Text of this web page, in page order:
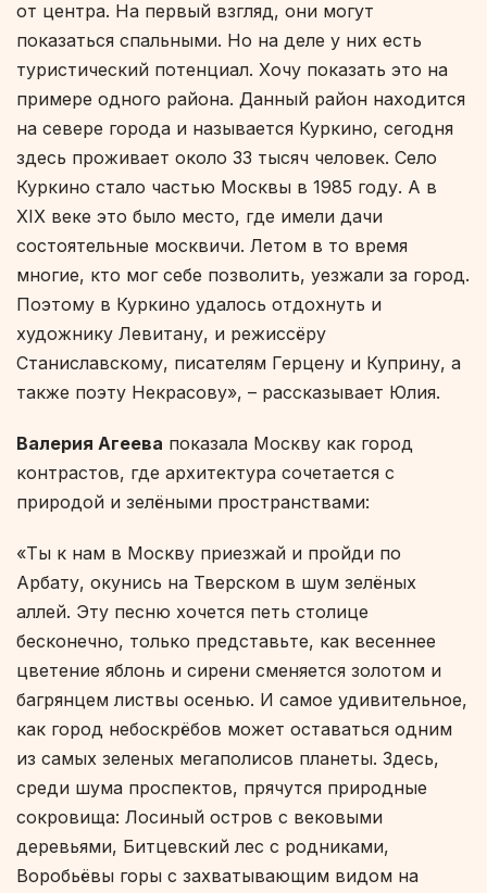
от центра. На первый взгляд, они могут
показаться спальными. Но на деле у них есть
туристический потенциал. Хочу показать это на
примере одного района. Данный район находится
на севере города и называется Куркино, сегодня
здесь проживает около 33 тысяч человек. Село
Куркино стало частью Москвы в 1985 году. А в
XIX веке это было место, где имели дачи
состоятельные москвичи. Летом в то время
многие, кто мог себе позволить, уезжали за город.
Поэтому в Куркино удалось отдохнуть и
художнику Левитану, и режиссёру
Станиславскому, писателям Герцену и Куприну, а
также поэту Некрасову», – рассказывает Юлия.
Валерия Агеева показала Москву как город
контрастов, где архитектура сочетается с
природой и зелёными пространствами:
«Ты к нам в Москву приезжай и пройди по
Арбату, окунись на Тверском в шум зелёных
аллей. Эту песню хочется петь столице
бесконечно, только представьте, как весеннее
цветение яблонь и сирени сменяется золотом и
багрянцем листвы осенью. И самое удивительное,
как город небоскрёбов может оставаться одним
из самых зеленых мегаполисов планеты. Здесь,
среди шума проспектов, прячутся природные
сокровища: Лосиный остров с вековыми
деревьями, Битцевский лес с родниками,
Воробьёвы горы с захватывающим видом на